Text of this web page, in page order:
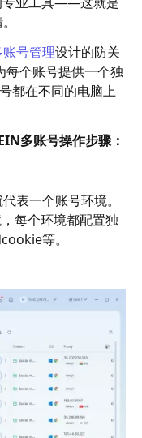
账号管理设计的防关
每个账号提供一个独
都在不同的电脑上
多账号操作步骤：
表一个账号环境。
每个环境都配置独
等。